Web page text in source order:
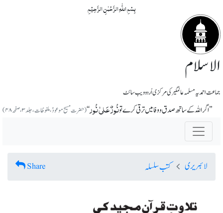
بِسۡمِ اللّٰہِ الرَّحۡمٰنِ الرَّحِیۡمِ
الاسلام
جماعت احمدیہ مسلمہ عالمگیر کی مرکزی اُردو ویب سائٹ
’’اگر اللہ کے ساتھ صدق و وفا میں ترقی کرے تونُورٌ عَلیٰ نُور‘‘(حضرت مسیح موعودؑ، ملفوظات، جلد ۳، صفحہ ۴۸)
لائبریری کتب سلسلہ Share